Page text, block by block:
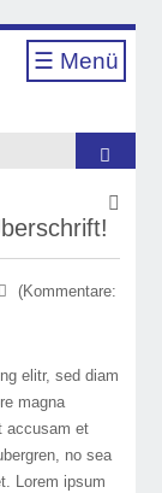
☰ Menü
(Kommentare:
elitr, sed diam
magna
accusam et
no sea
Lorem ipsum